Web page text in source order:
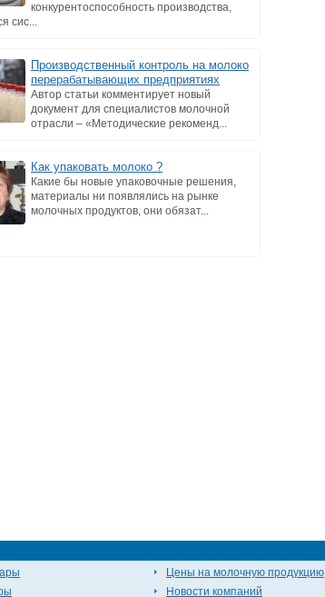
конкурентоспособность производства,
сис...
Производственный контроль на молоко
перерабатывающих предприятиях
Автор статьи комментирует новый
документ для специалистов молочной
отрасли – «Методические рекоменд...
Как упаковать молоко ?
Какие бы новые упаковочные решения,
материалы ни появлялись на рынке
молочных продуктов, они обязат...
Цены на молочную продукцию
Новости компаний